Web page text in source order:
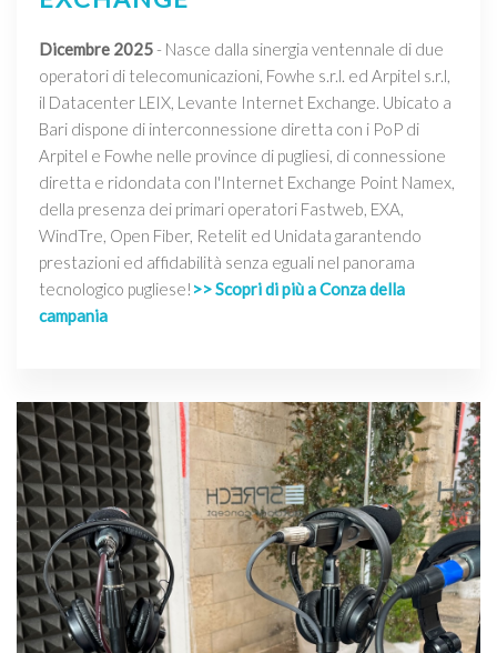
Dicembre 2025- Nasce dalla sinergia ventennale di due
operatori di telecomunicazioni, Fowhe s.r.l. ed Arpitel s.r.l,
il Datacenter LEIX, Levante Internet Exchange. Ubicato a
Bari dispone di interconnessione diretta con i PoP di
Arpitel e Fowhe nelle province di pugliesi, di connessione
diretta e ridondata con l'Internet Exchange Point Namex,
della presenza dei primari operatori Fastweb, EXA,
WindTre, Open Fiber, Retelit ed Unidata garantendo
prestazioni ed affidabilità senza eguali nel panorama
tecnologico pugliese! >> Scopri di più a Conza della
campania